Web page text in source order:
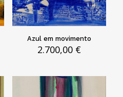
Azul em movimento
2.700,00 €